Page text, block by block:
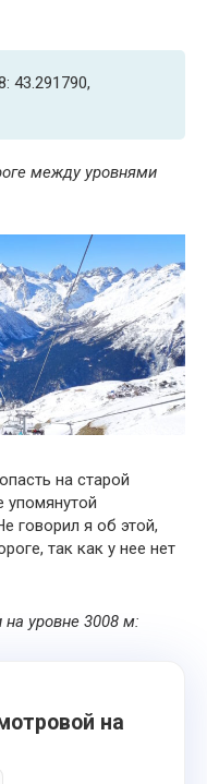
43.291790,
между уровнями
на старой
упомянутой
говорил я об этой,
так как у нее нет
уровне 3008 м:
на